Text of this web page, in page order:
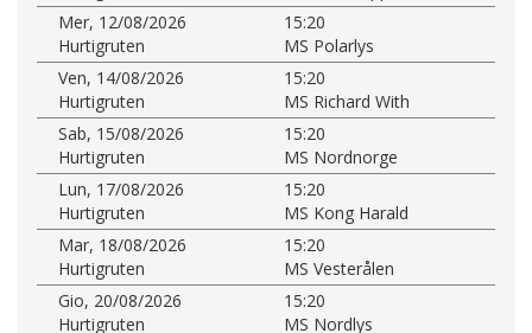
Mer, 12/08/2026
15:20
Hurtigruten
MS Polarlys
Ven, 14/08/2026
15:20
Hurtigruten
MS Richard With
Sab, 15/08/2026
15:20
Hurtigruten
MS Nordnorge
Lun, 17/08/2026
15:20
Hurtigruten
MS Kong Harald
Mar, 18/08/2026
15:20
Hurtigruten
MS Vesterålen
Gio, 20/08/2026
15:20
Hurtigruten
MS Nordlys